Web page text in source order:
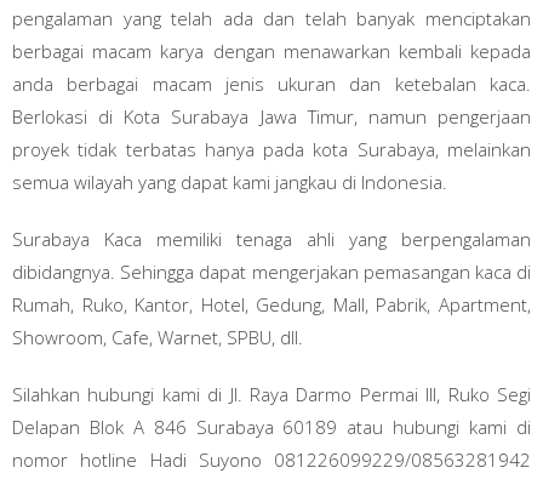
pengalaman yang telah ada dan telah banyak menciptakan
berbagai macam karya dengan menawarkan kembali kepada
anda berbagai macam jenis ukuran dan ketebalan kaca.
Berlokasi di Kota Surabaya Jawa Timur, namun pengerjaan
proyek tidak terbatas hanya pada kota Surabaya, melainkan
semua wilayah yang dapat kami jangkau di Indonesia.
Surabaya Kaca memiliki tenaga ahli yang berpengalaman
dibidangnya. Sehingga dapat mengerjakan pemasangan kaca di
Rumah, Ruko, Kantor, Hotel, Gedung, Mall, Pabrik, Apartment,
Showroom, Cafe, Warnet, SPBU, dll.
Silahkan hubungi kami di Jl. Raya Darmo Permai III, Ruko Segi
Delapan Blok A 846 Surabaya 60189 atau hubungi kami di
nomor hotline Hadi Suyono 081226099229/08563281942